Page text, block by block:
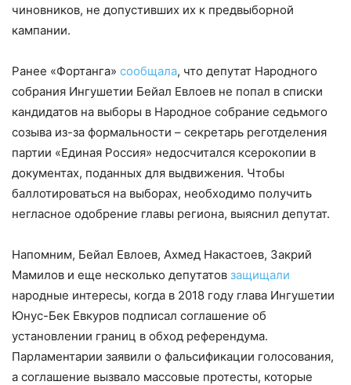
чиновников, не допустивших их к предвыборной
кампании.
Ранее «Фортанга» сообщала, что депутат Народного
собрания Ингушетии Бейал Евлоев не попал в списки
кандидатов на выборы в Народное собрание седьмого
созыва из-за формальности – секретарь реготделения
партии «Единая Россия» недосчитался ксерокопии в
документах, поданных для выдвижения. Чтобы
баллотироваться на выборах, необходимо получить
негласное одобрение главы региона, выяснил депутат.
Напомним, Бейал Евлоев, Ахмед Накастоев, Закрий
Мамилов и еще несколько депутатов защищали
народные интересы, когда в 2018 году глава Ингушетии
Юнус-Бек Евкуров подписал соглашение об
установлении границ в обход референдума.
Парламентарии заявили о фальсификации голосования,
а соглашение вызвало массовые протесты, которые